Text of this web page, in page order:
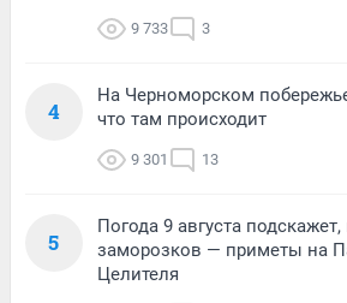
9 733 3
4
На Черноморском
что там происходит
9 301 13
5
Погода 9 августа
заморозков — приметы на
Целителя